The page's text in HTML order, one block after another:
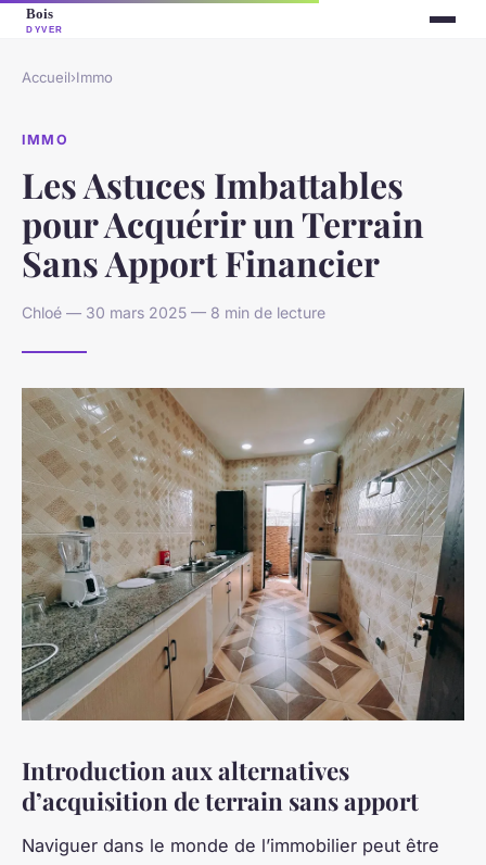
Accueil›Immo
IMMO
Les Astuces Imbattables
pour Acquérir un Terrain
Sans Apport Financier
Chloé — 30 mars 2025 — 8 min de lecture
Introduction aux alternatives
d’acquisition de terrain sans apport
Naviguer dans le monde de l’immobilier peut être